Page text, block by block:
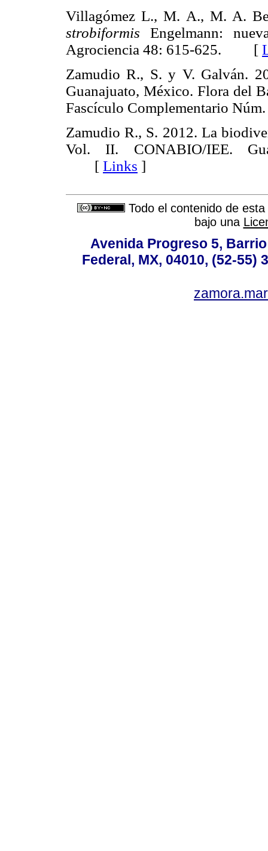
Villagómez L., M. A., M. A.
strobiformis Engelmann:
Agrociencia 48: 615-625. [
Zamudio R., S. y V. Galván.
Guanajuato, México. Flora del
Fascículo Complementario
Zamudio R., S. 2012. La
Vol. II. CONABIO/IEE.
[ Links ]
Todo el contenido de
bajo una
Avenida Progreso 5,
Federal, MX, 04010, (52-55)